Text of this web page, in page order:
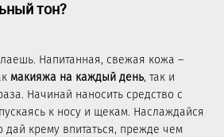
тон?
Напитанная, свежая кожа –
макияжа на каждый день, так и
Начинай наносить средство с
к носу и щекам. Наслаждайся
дай крему впитаться, прежде чем